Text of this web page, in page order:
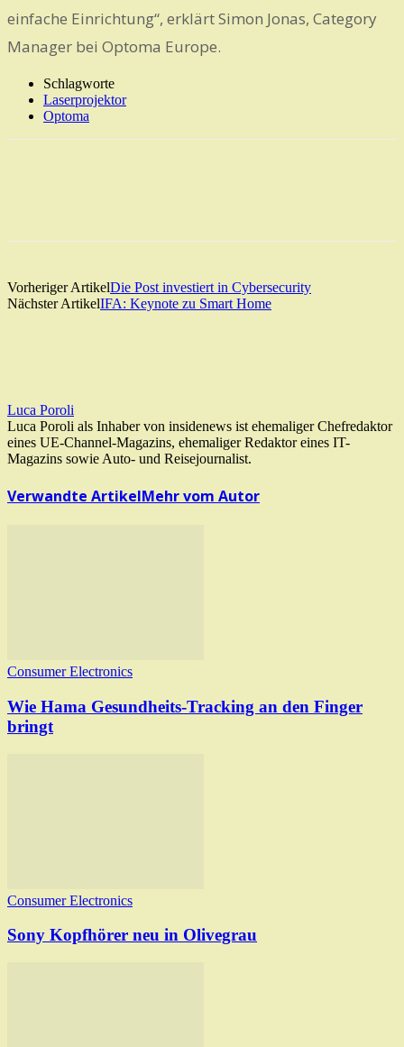
einfache Einrichtung“, erklärt Simon Jonas, Category
Manager bei Optoma Europe.
Schlagworte
Laserprojektor
Optoma
Vorheriger ArtikelDie Post investiert in Cybersecurity
Nächster ArtikelIFA: Keynote zu Smart Home
Luca Poroli
Luca Poroli als Inhaber von insidenews ist ehemaliger Chefredaktor
eines UE-Channel-Magazins, ehemaliger Redaktor eines IT-
Magazins sowie Auto- und Reisejournalist.
Verwandte ArtikelMehr vom Autor
Consumer Electronics
Wie Hama Gesundheits-Tracking an den Finger
bringt
Consumer Electronics
Sony Kopfhörer neu in Olivegrau